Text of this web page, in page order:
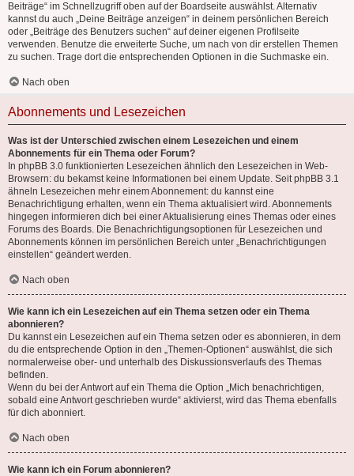
Beiträge“ im Schnellzugriff oben auf der Boardseite auswählst. Alternativ
kannst du auch „Deine Beiträge anzeigen“ in deinem persönlichen Bereich
oder „Beiträge des Benutzers suchen“ auf deiner eigenen Profilseite
verwenden. Benutze die erweiterte Suche, um nach von dir erstellen Themen
zu suchen. Trage dort die entsprechenden Optionen in die Suchmaske ein.
Nach oben
Abonnements und Lesezeichen
Was ist der Unterschied zwischen einem Lesezeichen und einem
Abonnements für ein Thema oder Forum?
In phpBB 3.0 funktionierten Lesezeichen ähnlich den Lesezeichen in Web-
Browsern: du bekamst keine Informationen bei einem Update. Seit phpBB 3.1
ähneln Lesezeichen mehr einem Abonnement: du kannst eine
Benachrichtigung erhalten, wenn ein Thema aktualisiert wird. Abonnements
hingegen informieren dich bei einer Aktualisierung eines Themas oder eines
Forums des Boards. Die Benachrichtigungsoptionen für Lesezeichen und
Abonnements können im persönlichen Bereich unter „Benachrichtigungen
einstellen“ geändert werden.
Nach oben
Wie kann ich ein Lesezeichen auf ein Thema setzen oder ein Thema
abonnieren?
Du kannst ein Lesezeichen auf ein Thema setzen oder es abonnieren, in dem
du die entsprechende Option in den „Themen-Optionen“ auswählst, die sich
normalerweise ober- und unterhalb des Diskussionsverlaufs des Themas
befinden.
Wenn du bei der Antwort auf ein Thema die Option „Mich benachrichtigen,
sobald eine Antwort geschrieben wurde“ aktivierst, wird das Thema ebenfalls
für dich abonniert.
Nach oben
Wie kann ich ein Forum abonnieren?